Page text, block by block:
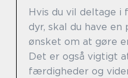
Hvis du vil deltage
dyr, skal du have en
ønsket om at gøre
Det er også vigtigt
færdigheder og